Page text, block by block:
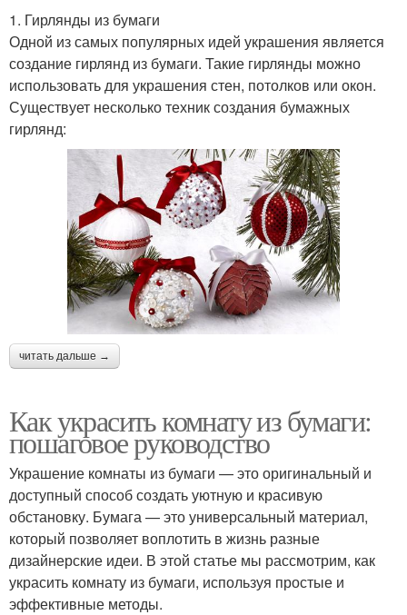
1. Гирлянды из бумаги
Одной из самых популярных идей украшения является
создание гирлянд из бумаги. Такие гирлянды можно
использовать для украшения стен, потолков или окон.
Существует несколько техник создания бумажных
гирлянд:
читать дальше →
Как украсить комнату из бумаги:
пошаговое руководство
Украшение комнаты из бумаги — это оригинальный и
доступный способ создать уютную и красивую
обстановку. Бумага — это универсальный материал,
который позволяет воплотить в жизнь разные
дизайнерские идеи. В этой статье мы рассмотрим, как
украсить комнату из бумаги, используя простые и
эффективные методы.